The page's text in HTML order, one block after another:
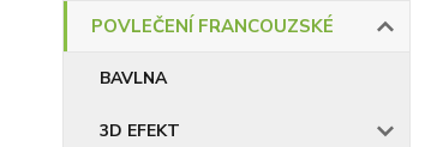
POVLEČENÍ FRANCOUZSKÉ
BAVLNA
3D EFEKT